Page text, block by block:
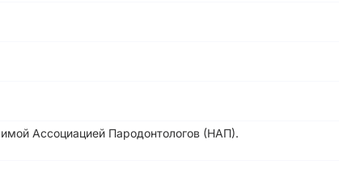
Ассоциацией Пародонтологов (НАП).